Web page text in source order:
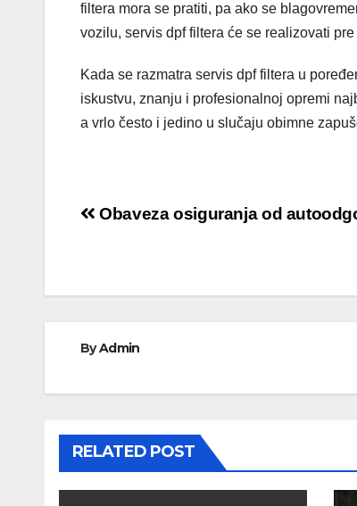
filtera mora se pratiti, pa ako se
vozilu, servis dpf filtera će se realizovati
Kada se razmatra servis dpf filtera u
iskustvu, znanju i profesionalnoj opremi
a vrlo često i jedino u slučaju obimne
Кретање
Obaveza osiguranja od
ByAdmin
RELATED POST